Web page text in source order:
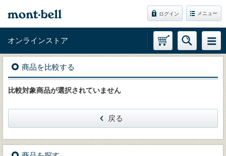
ログイン メニュー
オンラインストア
商品を比較する
比較対象商品が選択されていません
戻る